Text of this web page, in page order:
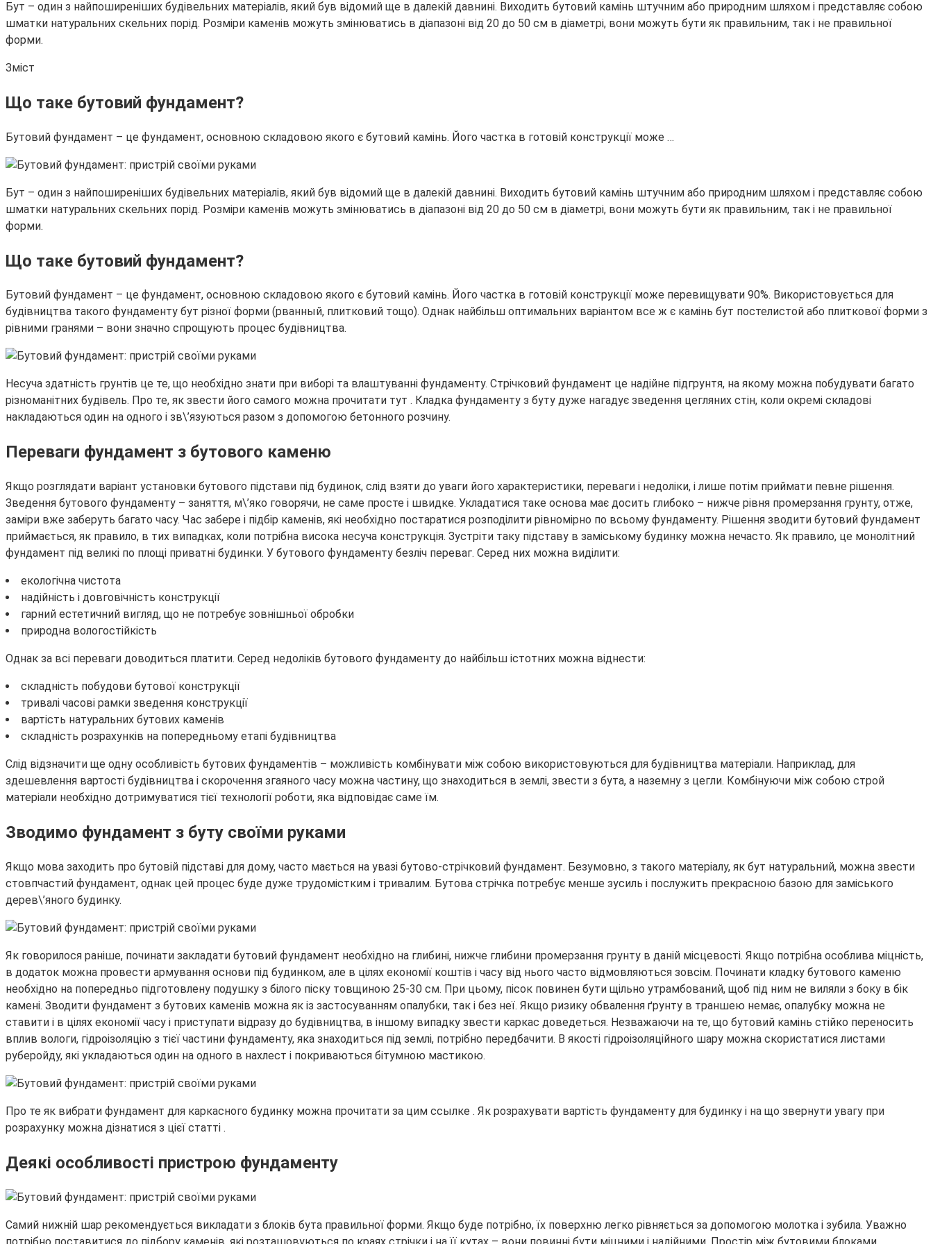
Бут – один з найпоширеніших будівельних матеріалів, який був відомий ще в далекій давнині. Виходить бутовий камінь штучним або природним шляхом і представляє собою
шматки натуральних скельних порід. Розміри каменів можуть змінюватись в діапазоні від 20 до 50 см в діаметрі, вони можуть бути як правильним, так і не правильної
форми.
Зміст
Що таке бутовий фундамент?
Бутовий фундамент – це фундамент, основною складовою якого є бутовий камінь. Його частка в готовій конструкції може …
Бут – один з найпоширеніших будівельних матеріалів, який був відомий ще в далекій давнині. Виходить бутовий камінь штучним або природним шляхом і представляє собою
шматки натуральних скельних порід. Розміри каменів можуть змінюватись в діапазоні від 20 до 50 см в діаметрі, вони можуть бути як правильним, так і не правильної
форми.
Що таке бутовий фундамент?
Бутовий фундамент – це фундамент, основною складовою якого є бутовий камінь. Його частка в готовій конструкції може перевищувати 90%. Використовується для
будівництва такого фундаменту бут різної форми (рванный, плитковий тощо). Однак найбільш оптимальних варіантом все ж є камінь бут постелистой або плиткової форми з
рівними гранями – вони значно спрощують процес будівництва.
Несуча здатність грунтів це те, що необхідно знати при виборі та влаштуванні фундаменту. Стрічковий фундамент це надійне підгрунтя, на якому можна побудувати багато
різноманітних будівель. Про те, як звести його самого можна прочитати тут . Кладка фундаменту з буту дуже нагадує зведення цегляних стін, коли окремі складові
накладаються один на одного і зв\’язуються разом з допомогою бетонного розчину.
Переваги фундамент з бутового каменю
Якщо розглядати варіант установки бутового підстави під будинок, слід взяти до уваги його характеристики, переваги і недоліки, і лише потім приймати певне рішення.
Зведення бутового фундаменту – заняття, м\’яко говорячи, не саме просте і швидке. Укладатися таке основа має досить глибоко – нижче рівня промерзання грунту, отже,
заміри вже заберуть багато часу. Час забере і підбір каменів, які необхідно постаратися розподілити рівномірно по всьому фундаменту. Рішення зводити бутовий фундамент
приймається, як правило, в тих випадках, коли потрібна висока несуча конструкція. Зустріти таку підставу в заміському будинку можна нечасто. Як правило, це монолітний
фундамент під великі по площі приватні будинки. У бутового фундаменту безліч переваг. Серед них можна виділити:
екологічна чистота
надійність і довговічність конструкції
гарний естетичний вигляд, що не потребує зовнішньої обробки
природна вологостійкість
Однак за всі переваги доводиться платити. Серед недоліків бутового фундаменту до найбільш істотних можна віднести:
складність побудови бутової конструкції
тривалі часові рамки зведення конструкції
вартість натуральних бутових каменів
складність розрахунків на попередньому етапі будівництва
Слід відзначити ще одну особливість бутових фундаментів – можливість комбінувати між собою використовуються для будівництва матеріали. Наприклад, для
здешевлення вартості будівництва і скорочення згаяного часу можна частину, що знаходиться в землі, звести з бута, а наземну з цегли. Комбінуючи між собою строй
матеріали необхідно дотримуватися тієї технології роботи, яка відповідає саме їм.
Зводимо фундамент з буту своїми руками
Якщо мова заходить про бутовій підставі для дому, часто мається на увазі бутово-стрічковий фундамент. Безумовно, з такого матеріалу, як бут натуральний, можна звести
стовпчастий фундамент, однак цей процес буде дуже трудомістким і тривалим. Бутова стрічка потребує менше зусиль і послужить прекрасною базою для заміського
дерев\’яного будинку.
Як говорилося раніше, починати закладати бутовий фундамент необхідно на глибині, нижче глибини промерзання грунту в даній місцевості. Якщо потрібна особлива міцність,
в додаток можна провести армування основи під будинком, але в цілях економії коштів і часу від нього часто відмовляються зовсім. Починати кладку бутового каменю
необхідно на попередньо підготовлену подушку з білого піску товщиною 25-30 см. При цьому, пісок повинен бути щільно утрамбований, щоб під ним не виляли з боку в бік
камені. Зводити фундамент з бутових каменів можна як із застосуванням опалубки, так і без неї. Якщо ризику обвалення ґрунту в траншею немає, опалубку можна не
ставити і в цілях економії часу і приступати відразу до будівництва, в іншому випадку звести каркас доведеться. Незважаючи на те, що бутовий камінь стійко переносить
вплив вологи, гідроізоляцію з тієї частини фундаменту, яка знаходиться під землі, потрібно передбачити. В якості гідроізоляційного шару можна скористатися листами
руберойду, які укладаються один на одного в нахлест і покриваються бітумною мастикою.
Про те як вибрати фундамент для каркасного будинку можна прочитати за цим ссылке . Як розрахувати вартість фундаменту для будинку і на що звернути увагу при
розрахунку можна дізнатися з цієї статті .
Деякі особливості пристрою фундаменту
Самий нижній шар рекомендується викладати з блоків бута правильної форми. Якщо буде потрібно, їх поверхню легко рівняється за допомогою молотка і зубила. Уважно